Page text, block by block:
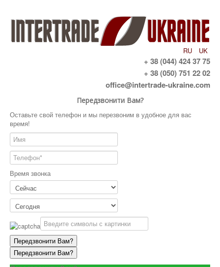
RU UK
+ 38 (044) 424 37 75
+ 38 (050) 751 22 02
office@intertrade-ukraine.com
Передзвонити Вам?
Оставьте свой телефон и мы перезвоним в удобное для вас
время!
Время звонка
Передзвонити Вам?
Передзвонити Вам?